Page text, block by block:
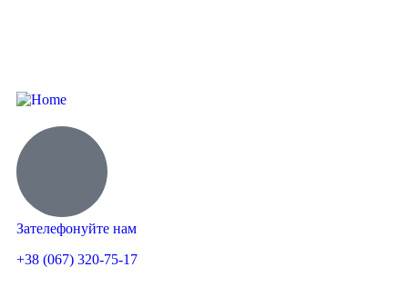
Зателефонуйте нам
+38 (067) 320-75-17